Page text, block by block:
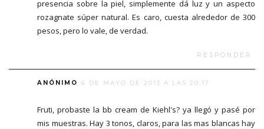
presencia sobre la piel, simplemente dá luz y un aspecto
rozagnate súper natural. Es caro, cuesta alrededor de 300
pesos, pero lo vale, de verdad.
RESPONDER
ANÓNIMO 6 DE MAYO DE 2013 A LAS 20:17
Fruti, probaste la bb cream de Kiehl's? ya llegó y pasé por
mis muestras. Hay 3 tonos, claros, para las mas blancas hay